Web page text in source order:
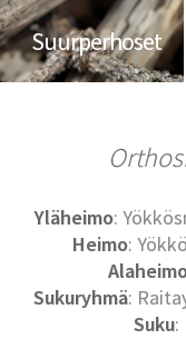
Suurperhoset
Yläheimo:
Heimo:
Sukuryhmä:
Suku: